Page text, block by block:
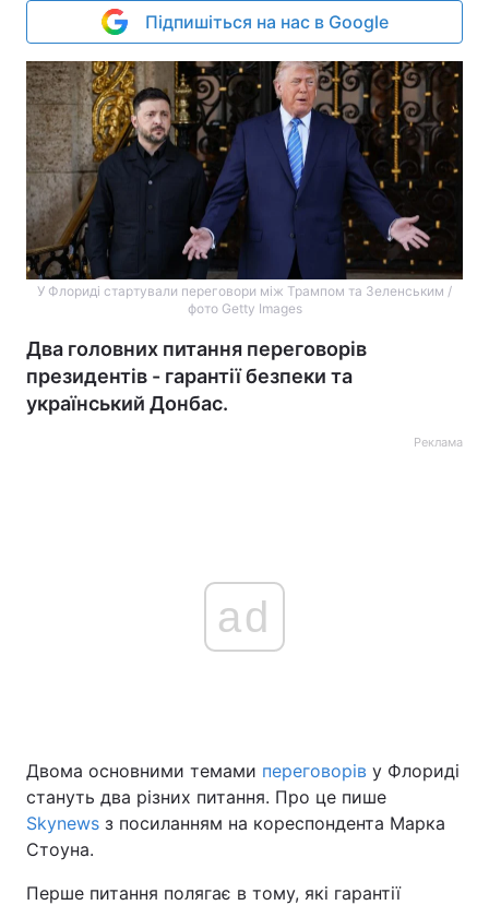
Підпишіться на нас в Google
У Флориді стартували переговори між Трампом та Зеленським /
фото Getty Images
Два головних питання переговорів
президентів - гарантії безпеки та
український Донбас.
Реклама
ad
Двома основними темами переговорів у Флориді
стануть два різних питання. Про це пише
Skynews з посиланням на кореспондента Марка
Стоуна.
Перше питання полягає в тому, які гарантії